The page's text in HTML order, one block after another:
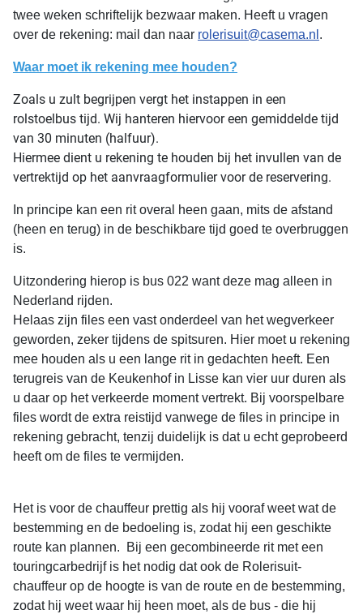
twee weken schriftelijk bezwaar maken. Heeft u vragen
over de rekening: mail dan naar rolerisuit@casema.nl .
Waar moet ik rekening mee houden?
Zoals u zult begrijpen vergt het instappen in een
rolstoelbus tijd. Wij hanteren hiervoor een gemiddelde tijd
van 30 minuten (halfuur).
Hiermee dient u rekening te houden bij het invullen van de
vertrektijd op het aanvraagformulier voor de reservering.
In principe kan een rit overal heen gaan, mits de afstand
(heen en terug) in de beschikbare tijd goed te overbruggen
is.
Uitzondering hierop is bus 022 want deze mag alleen in
Nederland rijden.
Helaas zijn files een vast onderdeel van het wegverkeer
geworden, zeker tijdens de spitsuren. Hier moet u rekening
mee houden als u een lange rit in gedachten heeft. Een
terugreis van de Keukenhof in Lisse kan vier uur duren als
u daar op het verkeerde moment vertrekt. Bij voorspelbare
files wordt de extra reistijd vanwege de files in principe in
rekening gebracht, tenzij duidelijk is dat u echt geprobeerd
heeft om de files te vermijden.
Het is voor de chauffeur prettig als hij vooraf weet wat de
bestemming en de bedoeling is, zodat hij een geschikte
route kan plannen. Bij een gecombineerde rit met een
touringcarbedrijf is het nodig dat ook de Rolerisuit-
chauffeur op de hoogte is van de route en de bestemming,
zodat hij weet waar hij heen moet, als de bus - die hij